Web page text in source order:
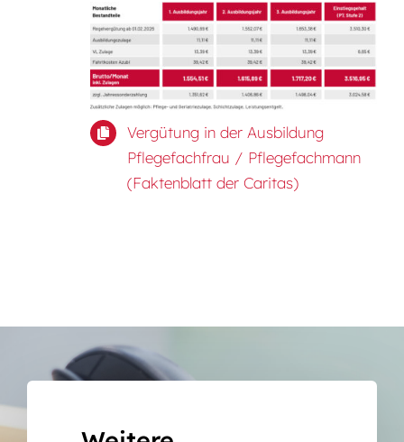
Vergütung in der Ausbildung
Pflegefachfrau / Pflegefachmann
(Faktenblatt der Caritas)